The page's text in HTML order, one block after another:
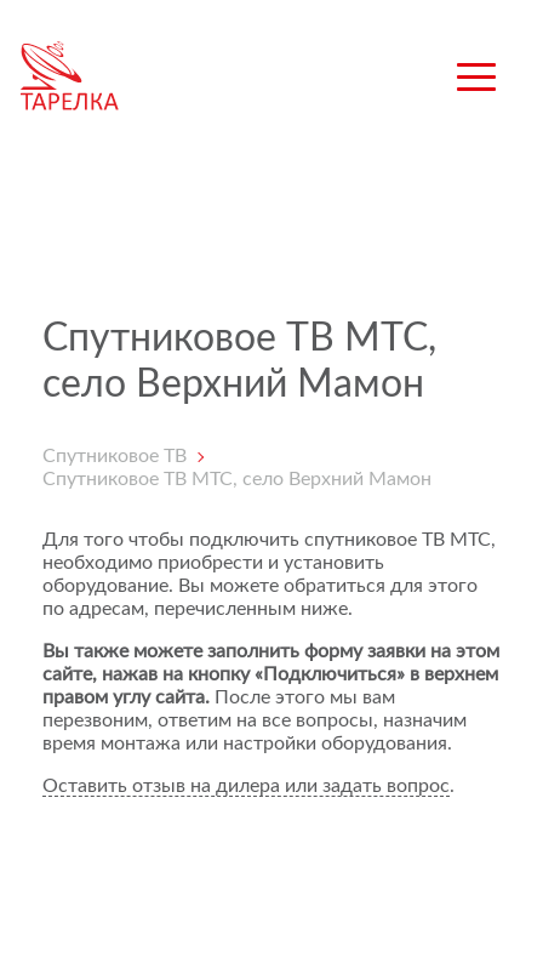
Спутниковое ТВ МТС,
село Верхний Мамон
Спутниковое ТВ
Спутниковое ТВ МТС, село Верхний Мамон
Для того чтобы подключить спутниковое ТВ МТС,
необходимо приобрести и установить
оборудование. Вы можете обратиться для этого
по адресам, перечисленным ниже.
Вы также можете заполнить форму заявки на этом
сайте, нажав на кнопку «Подключиться» в верхнем
правом углу сайта. После этого мы вам
перезвоним, ответим на все вопросы, назначим
время монтажа или настройки оборудования.
Оставить отзыв на дилера или задать вопрос.